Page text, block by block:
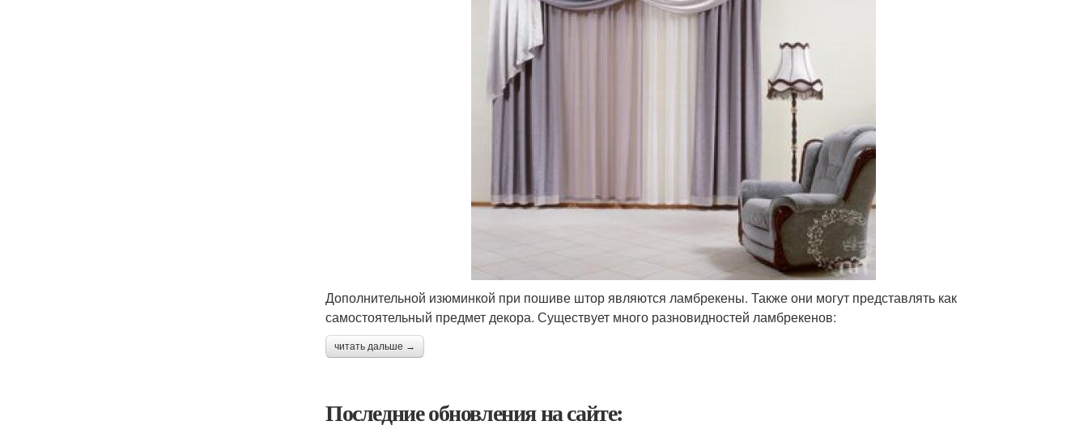
Дополнительной изюминкой при пошиве штор являются ламбрекены. Также они могут представлять как
самостоятельный предмет декора. Существует много разновидностей ламбрекенов:
читать дальше →
Последние обновления на сайте: